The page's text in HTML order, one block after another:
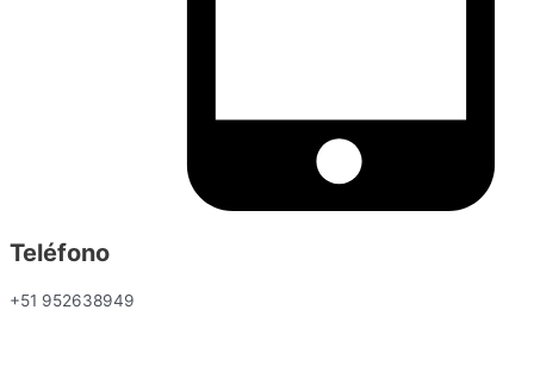
Teléfono
+51 952638949